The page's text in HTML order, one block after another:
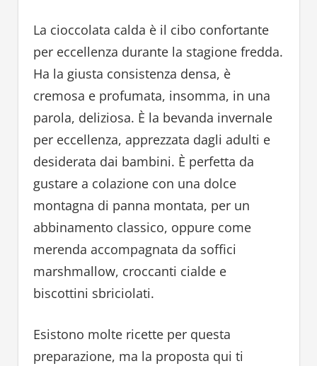
La cioccolata calda è il cibo confortante
per eccellenza durante la stagione fredda.
Ha la giusta consistenza densa, è
cremosa e profumata, insomma, in una
parola, deliziosa. È la bevanda invernale
per eccellenza, apprezzata dagli adulti e
desiderata dai bambini. È perfetta da
gustare a colazione con una dolce
montagna di panna montata, per un
abbinamento classico, oppure come
merenda accompagnata da soffici
marshmallow, croccanti cialde e
biscottini sbriciolati.
Esistono molte ricette per questa
preparazione, ma la proposta qui ti